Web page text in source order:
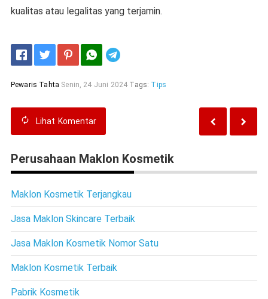
kualitas atau legalitas yang terjamin.
Pewaris Tahta Senin, 24 Juni 2024 Tags: Tips
Lihat Komentar
Perusahaan Maklon Kosmetik
Maklon Kosmetik Terjangkau
Jasa Maklon Skincare Terbaik
Jasa Maklon Kosmetik Nomor Satu
Maklon Kosmetik Terbaik
Pabrik Kosmetik